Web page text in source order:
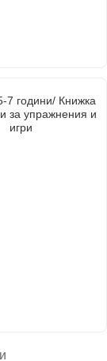
7 години/ Книжка
за упражнения и
игри